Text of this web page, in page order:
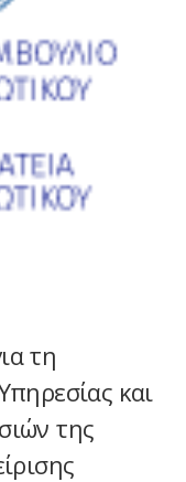
τη
και
της